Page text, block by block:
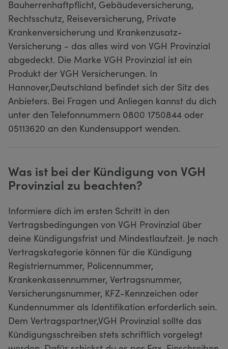
Bauherrenhaftpflicht, Gebäudeversicherung,
Rechtsschutz, Reiseversicherung, Private
Krankenversicherung und Krankenzusatz-
Versicherung - das alles wird von VGH Provinzial
abgedeckt. Die Marke VGH Provinzial ist ein
Produkt der VGH Versicherungen. In
Hannover,Deutschland befindet sich der Sitz des
Anbieters. Bei Fragen und Anliegen kannst du dich
unter den Telefonnummern 0800 1750844 oder
05113620 an den Kundensupport wenden.
Was ist bei der Kündigung von VGH
Provinzial zu beachten?
Informiere dich im ersten Schritt in den
Vertragsbedingungen von VGH Provinzial über
deine Kündigungsfrist und Mindestlaufzeit. Je nach
Vertragskategorie können für die Kündigung
Registriernummer, Policennummer,
Krankenkassennummer, Vertragsnummer,
Versicherungsnummer, KFZ-Kennzeichen oder
Kundennummer als Identifikation erforderlich sein.
Dem Vertragspartner,VGH Provinzial sollte das
Kündigungsschreiben stets schriftlich vorgelegt